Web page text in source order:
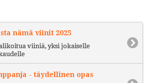
nämä viinit 2025
viiniä, yksi jokaiselle
- täydellinen opas